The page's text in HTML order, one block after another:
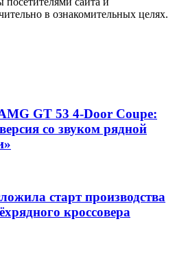
в ознакомительных целях.
GT 53 4-Door Coupe:
со звуком рядной
старт производства
кроссовера